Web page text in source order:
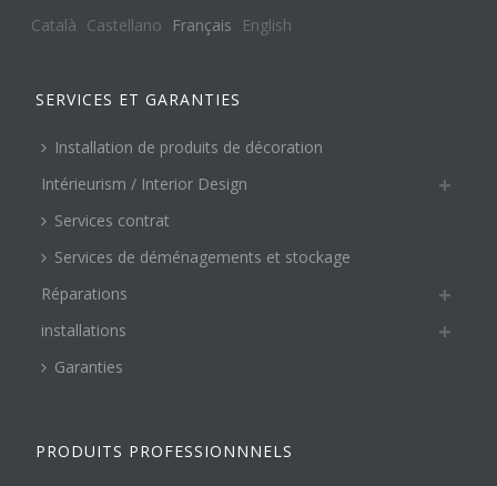
Català Castellano Français English
SERVICES ET GARANTIES
Installation de produits de décoration
Intérieurism / Interior Design
Services contrat
Services de déménagements et stockage
Réparations
installations
Garanties
PRODUITS PROFESSIONNNELS